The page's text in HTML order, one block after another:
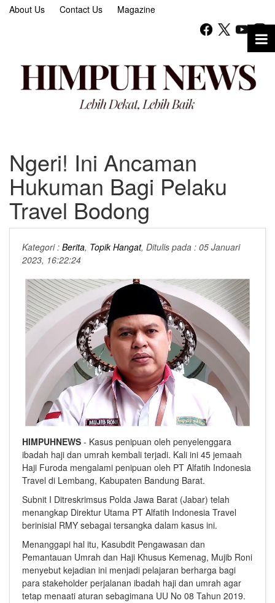
About Us Contact Us Magazine
Ngeri! Ini Ancaman
Hukuman Bagi Pelaku
Travel Bodong
Kategori : Berita, Topik Hangat, Ditulis pada : 05 Januari
2023, 16:22:24
HIMPUHNEWS - Kasus penipuan oleh penyelenggara
ibadah haji dan umrah kembali terjadi. Kali ini 45 jemaah
Haji Furoda mengalami penipuan oleh PT Alfatih Indonesia
Travel di Lembang, Kabupaten Bandung Barat.
Subnit I Ditreskrimsus Polda Jawa Barat (Jabar) telah
menangkap Direktur Utama PT Alfatih Indonesia Travel
berinisial RMY sebagai tersangka dalam kasus ini.
Menanggapi hal itu, Kasubdit Pengawasan dan
Pemantauan Umrah dan Haji Khusus Kemenag, Mujib Roni
menyebut kejadian ini menjadi pelajaran berharga bagi
para stakeholder perjalanan ibadah haji dan umrah agar
tetap menaati aturan sebagimana UU No 08 Tahun 2019.